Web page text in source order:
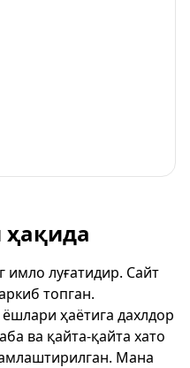
ҳақида
имло луғатидир. Сайт
топган.
ҳаётига дахлдор
ва қайта-қайта хато
Мана